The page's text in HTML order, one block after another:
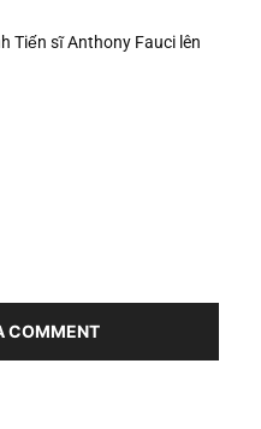
Tiến sĩ Anthony Fauci lên
COMMENT